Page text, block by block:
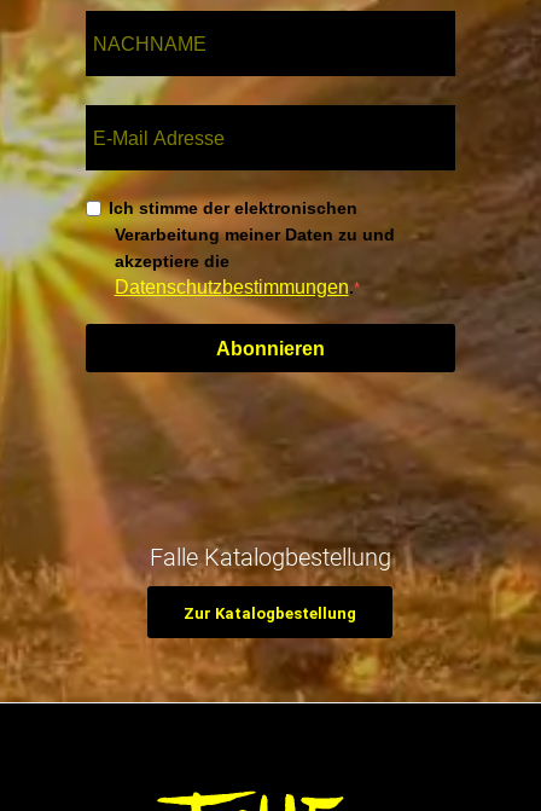
Ich stimme der elektronischen
Verarbeitung meiner Daten zu und
akzeptiere die
Datenschutzbestimmungen.
Abonnieren
Falle Katalogbestellung
Zur Katalogbestellung